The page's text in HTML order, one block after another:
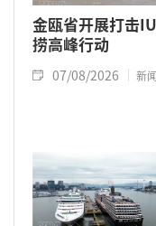
金瓯省开展打击
捞高峰行动
07/08/2026 新闻